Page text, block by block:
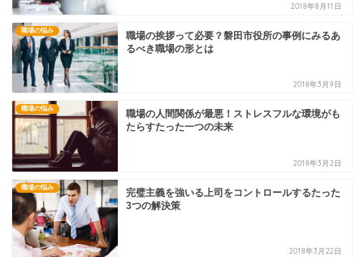
2018年8月11日
職場の悩み
職場の挨拶って必要？磐田市役所の事例にみるあ
るべき職場の形とは
2018年3月9日
職場の悩み
職場の人間関係が最悪！ストレスフルな環境がも
たらすたった一つの未来
2018年3月2日
職場の悩み
完璧主義を強いる上司をコントロールするたった
3つの解決策
2018年3月22日